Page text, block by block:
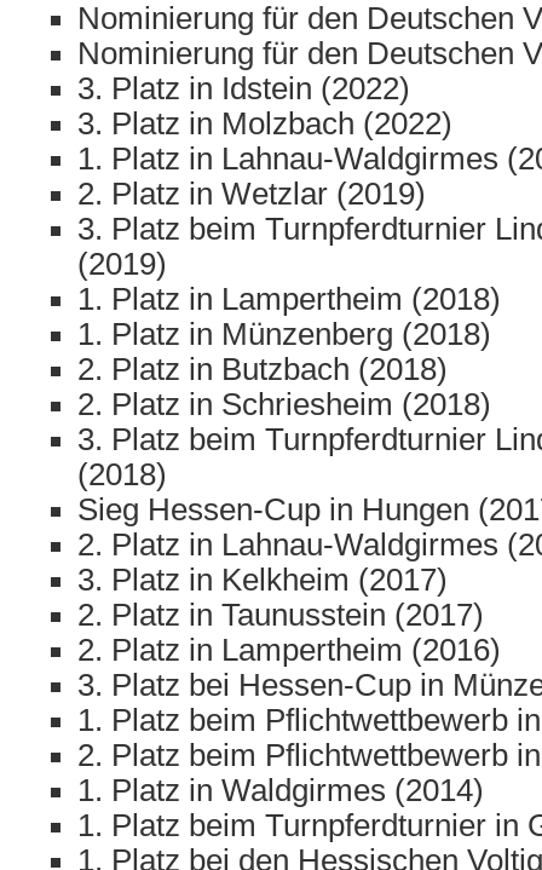
Nominierung für den Deutschen
Nominierung für den Deutschen
3. Platz in Idstein (2022)
3. Platz in Molzbach (2022)
1. Platz in Lahnau-Waldgirmes
2. Platz in Wetzlar (2019)
3. Platz beim Turnpferdturnier
(2019)
1. Platz in Lampertheim (2018)
1. Platz in Münzenberg (2018)
2. Platz in Butzbach (2018)
2. Platz in Schriesheim (2018)
3. Platz beim Turnpferdturnier
(2018)
Sieg Hessen-Cup in Hungen
2. Platz in Lahnau-Waldgirmes
3. Platz in Kelkheim (2017)
2. Platz in Taunusstein (2017)
2. Platz in Lampertheim (2016)
3. Platz bei Hessen-Cup in
1. Platz beim Pflichtwettbewerb
2. Platz beim Pflichtwettbewerb
1. Platz in Waldgirmes (2014)
1. Platz beim Turnpferdturnier in
1. Platz bei den Hessischen